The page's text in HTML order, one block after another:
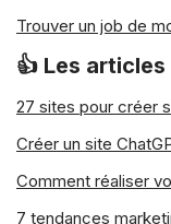
Trouver un job de
👍 Les
27 sites pour créer
Créer un site
Comment réaliser
7 tendances